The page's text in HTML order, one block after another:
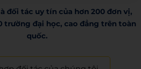
đối tác uy tín của hơn 200 đơn vị,
trường đại học, cao đẳng trên toàn
quốc.​